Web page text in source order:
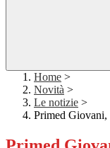
Home >
Novità >
Le notizie >
Primed Giovani,